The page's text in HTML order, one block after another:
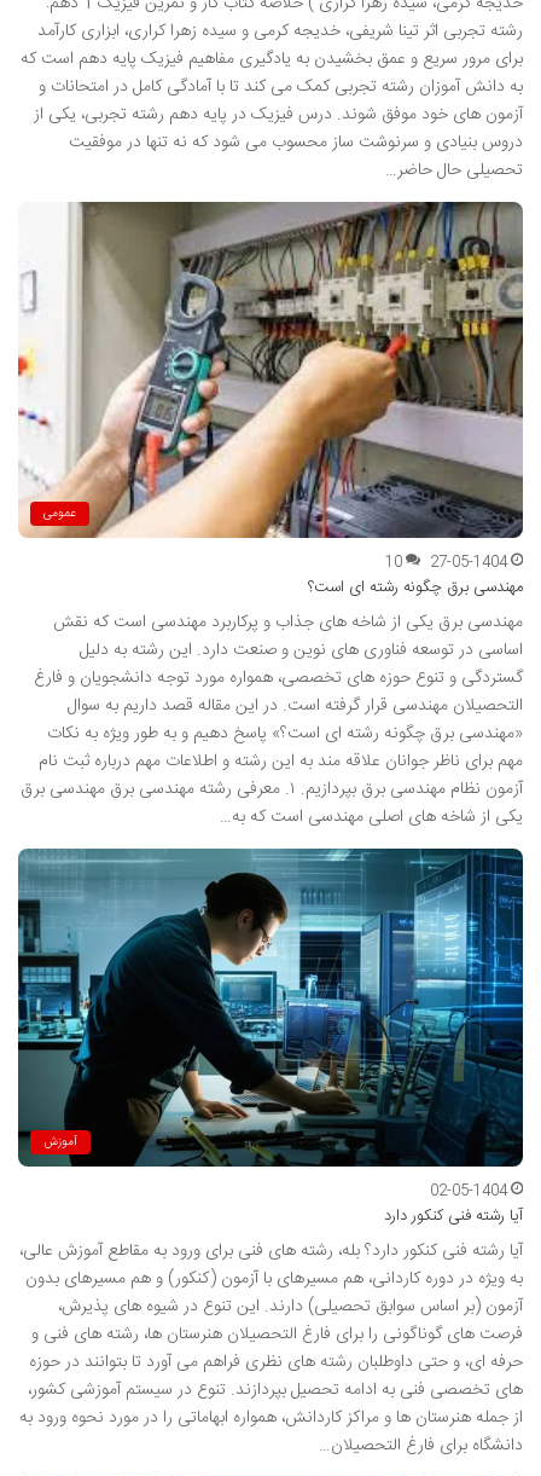
رشته تجربی اثر تینا شریفی، خدیجه کرمی و سیده زهرا کراری، ابزاری کارآمد
برای مرور سریع و عمق بخشیدن به یادگیری مفاهیم فیزیک پایه دهم است که
به دانش آموزان رشته تجربی کمک می کند تا با آمادگی کامل در امتحانات و
آزمون های خود موفق شوند. درس فیزیک در پایه دهم رشته تجربی، یکی از
دروس بنیادی و سرنوشت ساز محسوب می شود که نه تنها در موفقیت
تحصیلی حال حاضر…
عمومی
27-05-1404
10
مهندسی برق چگونه رشته ای است؟
مهندسی برق یکی از شاخه های جذاب و پرکاربرد مهندسی است که نقش
اساسی در توسعه فناوری های نوین و صنعت دارد. این رشته به دلیل
گستردگی و تنوع حوزه های تخصصی، همواره مورد توجه دانشجویان و فارغ
التحصیلان مهندسی قرار گرفته است. در این مقاله قصد داریم به سوال
«مهندسی برق چگونه رشته ای است؟» پاسخ دهیم و به طور ویژه به نکات
مهم برای ناظر جوانان علاقه مند به این رشته و اطلاعات مهم درباره ثبت نام
آزمون نظام مهندسی برق بپردازیم. ۱. معرفی رشته مهندسی برق مهندسی برق
یکی از شاخه های اصلی مهندسی است که به…
آموزش
02-05-1404
آیا رشته فنی کنکور دارد
آیا رشته فنی کنکور دارد؟ بله، رشته های فنی برای ورود به مقاطع آموزش عالی،
به ویژه در دوره کاردانی، هم مسیرهای با آزمون (کنکور) و هم مسیرهای بدون
آزمون (بر اساس سوابق تحصیلی) دارند. این تنوع در شیوه های پذیرش،
فرصت های گوناگونی را برای فارغ التحصیلان هنرستان ها، رشته های فنی و
حرفه ای، و حتی داوطلبان رشته های نظری فراهم می آورد تا بتوانند در حوزه
های تخصصی فنی به ادامه تحصیل بپردازند. تنوع در سیستم آموزشی کشور،
از جمله هنرستان ها و مراکز کاردانش، همواره ابهاماتی را در مورد نحوه ورود به
دانشگاه برای فارغ التحصیلان…